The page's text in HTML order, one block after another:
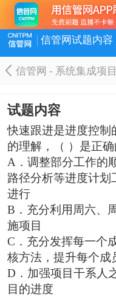
信管网试题内容
信管网 - 系统集成项目
试题内容
快速跟进是进度控制
的理解，（ ）是正确
A．调整部分工作的
路径分析等进度计
进行
B．充分利用周六、
施项目
C．充分发挥每一个
核方法，提升每个成
D．加强项目干系人
目的进度